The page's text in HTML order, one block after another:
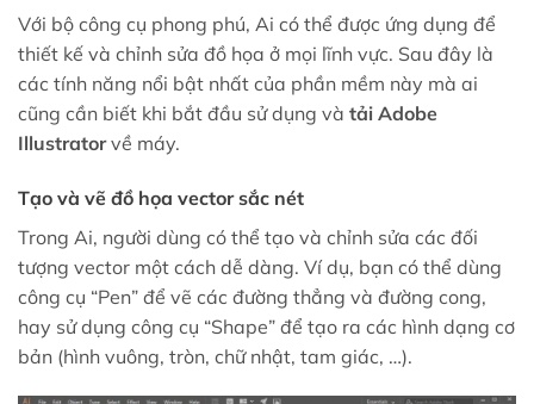
Với bộ công cụ phong phú, Ai có thể được ứng dụng để
thiết kế và chỉnh sửa đồ họa ở mọi lĩnh vực. Sau đây là
các tính năng nổi bật nhất của phần mềm này mà ai
cũng cần biết khi bắt đầu sử dụng và tải Adobe
Illustratorvề máy.
Tạo và vẽ đồ họa vector sắc nét
Trong Ai, người dùng có thể tạo và chỉnh sửa các đối
tượng vector một cách dễ dàng. Ví dụ, bạn có thể dùng
công cụ “Pen” để vẽ các đường thẳng và đường cong,
hay sử dụng công cụ “Shape” để tạo ra các hình dạng cơ
bản (hình vuông, tròn, chữ nhật, tam giác, …).